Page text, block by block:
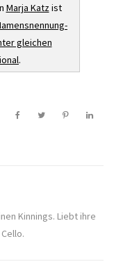
Marja Katzist
gleichen
.
Kinnings. Liebt ihre